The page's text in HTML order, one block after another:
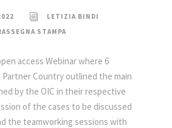
LETIZIA BINDI
STAMPA
access Webinar where 6
Country outlined the main
by the OIC in their respective
of the cases to be discussed
the teamworking sessions with